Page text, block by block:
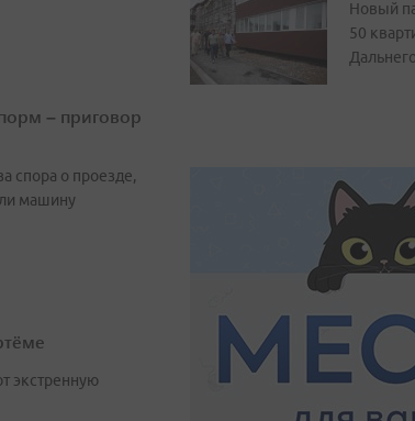
– приговор
спора о проезде,
машину
экстренную
Новый
50